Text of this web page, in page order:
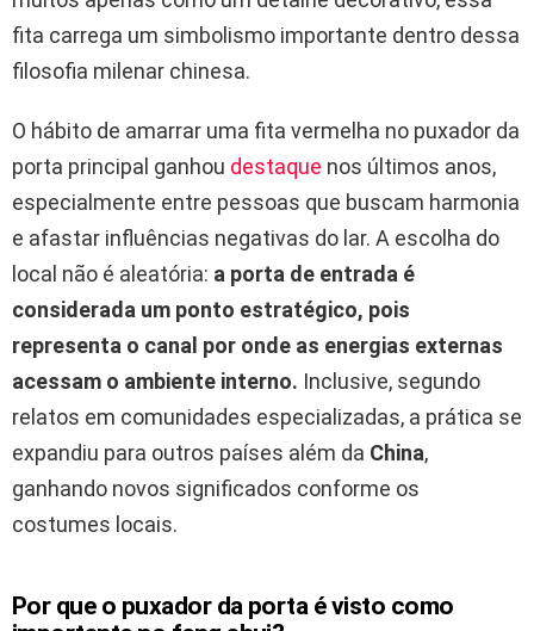
fita carrega um simbolismo importante dentro dessa
filosofia milenar chinesa.
O hábito de amarrar uma fita vermelha no puxador da
porta principal ganhou destaque nos últimos anos,
especialmente entre pessoas que buscam harmonia
e afastar influências negativas do lar. A escolha do
local não é aleatória: a porta de entrada é
considerada um ponto estratégico, pois
representa o canal por onde as energias externas
acessam o ambiente interno. Inclusive, segundo
relatos em comunidades especializadas, a prática se
expandiu para outros países além da China,
ganhando novos significados conforme os
costumes locais.
Por que o puxador da porta é visto como